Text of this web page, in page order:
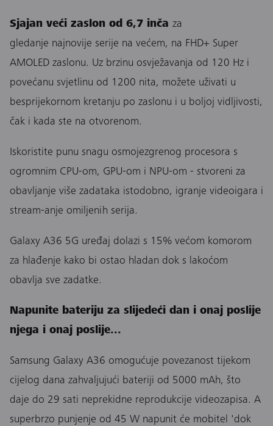
Sjajan veći zaslon od 6,7 inča za
gledanje najnovije serije na većem, na FHD+ Super
AMOLED zaslonu. Uz brzinu osvježavanja od 120 Hz i
povećanu svjetlinu od 1200 nita, možete uživati u
besprijekornom kretanju po zaslonu i u boljoj vidljivosti,
čak i kada ste na otvorenom.
Iskoristite punu snagu osmojezgrenog procesora s
ogromnim CPU-om, GPU-om i NPU-om - stvoreni za
obavljanje više zadataka istodobno, igranje videoigara i
stream-anje omiljenih serija.
Galaxy A36 5G uređaj dolazi s 15% većom komorom
za hlađenje kako bi ostao hladan dok s lakoćom
obavlja sve zadatke.
Napunite bateriju za slijedeći dan i onaj poslije
njega i onaj poslije...
Samsung Galaxy A36 omogućuje povezanost tijekom
cijelog dana zahvaljujući bateriji od 5000 mAh, što
daje do 29 sati neprekidne reprodukcije videozapisa. A
superbrzo punjenje od 45 W napunit će mobitel 'dok